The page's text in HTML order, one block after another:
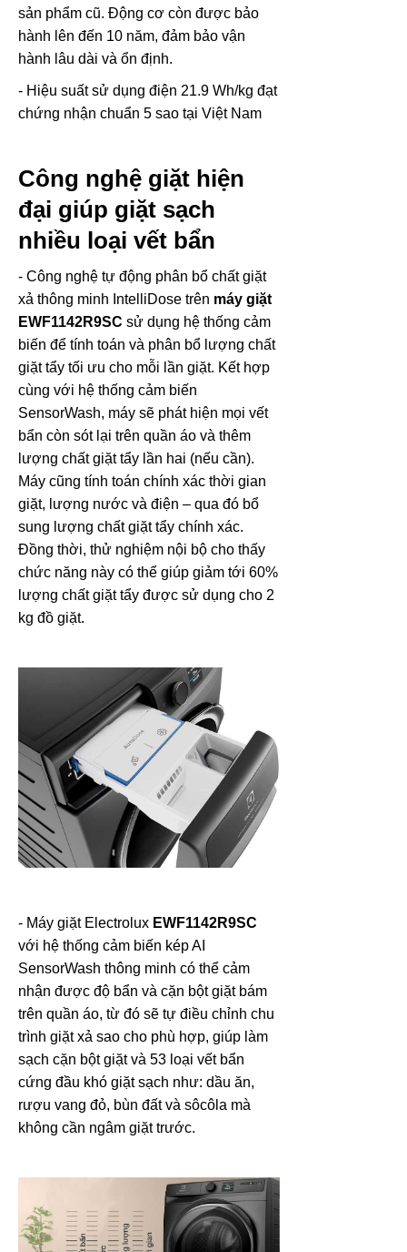
sản phẩm cũ. Động cơ còn được bảo
hành lên đến 10 năm, đảm bảo vận
hành lâu dài và ổn định.
- Hiệu suất sử dụng điện 21.9 Wh/kg đạt
chứng nhận chuẩn 5 sao tại Việt Nam
Công nghệ giặt hiện
đại giúp giặt sạch
nhiều loại vết bẩn
- Công nghệ tự động phân bổ chất giặt
xả thông minh IntelliDose trên máy giặt
EWF1142R9SC sử dụng hệ thống cảm
biến để tính toán và phân bổ lượng chất
giặt tẩy tối ưu cho mỗi lần giặt. Kết hợp
cùng với hệ thống cảm biến
SensorWash, máy sẽ phát hiện mọi vết
bẩn còn sót lại trên quần áo và thêm
lượng chất giặt tẩy lần hai (nếu cần).
Máy cũng tính toán chính xác thời gian
giặt, lượng nước và điện – qua đó bổ
sung lượng chất giặt tẩy chính xác.
Đồng thời, thử nghiệm nội bộ cho thấy
chức năng này có thể giúp giảm tới 60%
lượng chất giặt tẩy được sử dụng cho 2
kg đồ giặt.
- Máy giặt Electrolux EWF1142R9SC
với hệ thống cảm biến kép AI
SensorWash thông minh có thể cảm
nhận được độ bẩn và cặn bột giặt bám
trên quần áo, từ đó sẽ tự điều chỉnh chu
trình giặt xả sao cho phù hợp, giúp làm
sạch cặn bột giặt và 53 loại vết bẩn
cứng đầu khó giặt sạch như: dầu ăn,
rượu vang đỏ, bùn đất và sôcôla mà
không cần ngâm giặt trước.